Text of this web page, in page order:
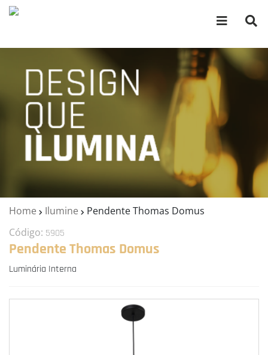
Home Ilumine
Pendente Thomas Domus
Código: 5905
Pendente Thomas Domus
Luminária Interna